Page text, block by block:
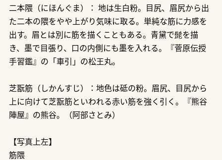
二本隈（にほんぐま）： 地は生白粉。目尻、眉尻から出
た二本の隈をやや上がり気味に取る。単純な筋に力感を
出す。眉とは別に筋を描くこともある。青黛で髭を描
き、墨で目張り、口の内側にも墨を入れる。『菅原伝授
手習鑑』の「車引」の松王丸。
芝翫筋（しかんすじ）：地色は砥の粉。眉尻、目尻から
上に向けて芝翫筋といわれる赤い筋を強く引く。『熊谷
陣屋』の熊谷。（阿部さとみ）
【写真上左】
筋隈